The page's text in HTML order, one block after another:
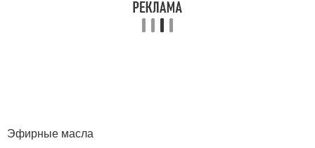
Эфирные масла